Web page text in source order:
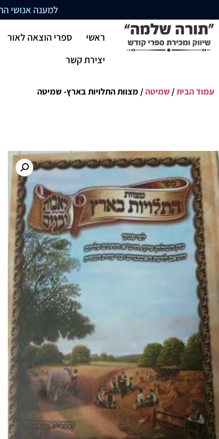
למענה אנושי התקשרו
ראשי
ספרי הוצאה לאור
יצירת קשר
עמוד הבית/ שמיטה/ מצוות התלויות בארץ- שמיטה